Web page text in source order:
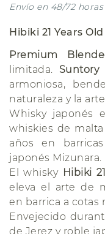
Envío en 48/72 horas
Hibiki 21 Years
Premium
limitada.
armoniosa,
naturaleza y la
Whisky japonés
whiskies de
años en
japonés Mizunara.
El whisky Hibiki
eleva el arte de
en barrica a cotas
Envejecido
de Jerez y roble